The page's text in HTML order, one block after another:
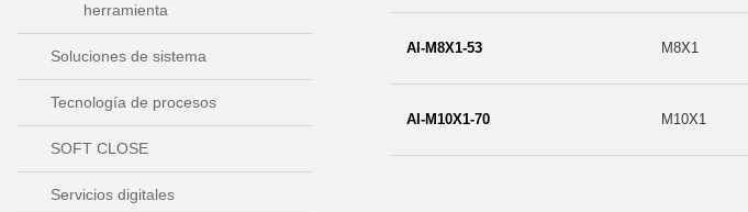
herramienta
Soluciones de sistema
Tecnología de procesos
SOFT CLOSE
Servicios digitales
AI-M8X1-53 M8X1
AI-M10X1-70 M10X1